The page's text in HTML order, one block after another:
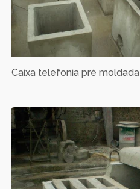
Caixa telefonia pré moldada